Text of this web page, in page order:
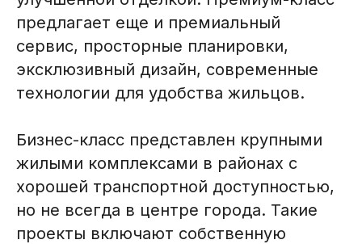
предлагает еще и премиальный
сервис, просторные планировки,
эксклюзивный дизайн, современные
технологии для удобства жильцов.
Бизнес-класс представлен крупными
жилыми комплексами в районах с
хорошей транспортной доступностью,
но не всегда в центре города. Такие
проекты включают собственную